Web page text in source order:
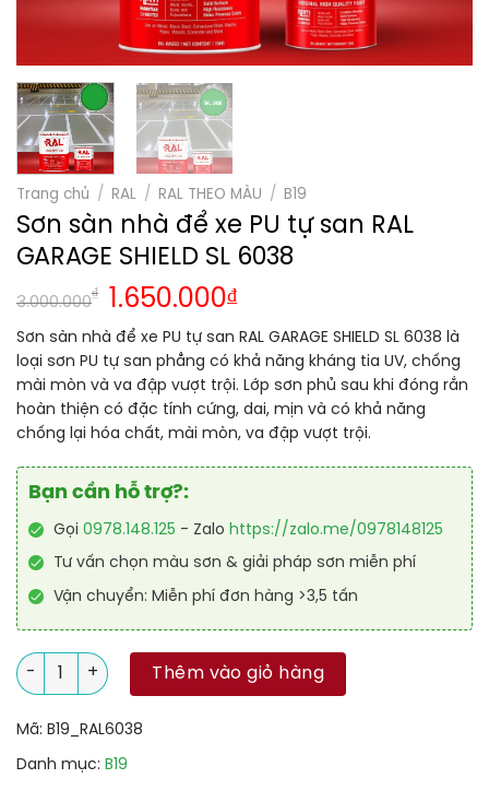
Trang chủ / RAL / RAL THEO MÀU / B19
Sơn sàn nhà để xe PU tự san RAL
GARAGE SHIELD SL 6038
3.000.000
₫ 1.650.000₫
Sơn sàn nhà để xe PU tự san RAL GARAGE SHIELD SL 6038 là
loại sơn PU tự san phẳng có khả năng kháng tia UV, chống
mài mòn và va đập vượt trội. Lớp sơn phủ sau khi đóng rắn
hoàn thiện có đặc tính cứng, dai, mịn và có khả năng
chống lại hóa chất, mài mòn, va đập vượt trội.
Bạn cần hỗ trợ?:
Gọi 0978.148.125 - Zalo https://zalo.me/0978148125
Tư vấn chọn màu sơn & giải pháp sơn miễn phí
Vận chuyển: Miễn phí đơn hàng >3,5 tấn
Sơn sàn nhà để xe PU tự san RAL GARAGE SHIELD SL 6038 số
Thêm vào giỏ hàng
Mã: B19_RAL6038
Danh mục: B19